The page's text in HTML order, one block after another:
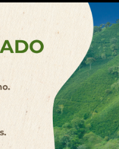
transporte sin